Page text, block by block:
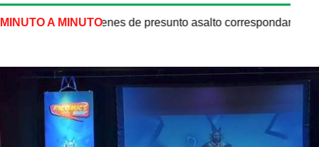
MINUTO A MINUTO
que imágenes de presunto asalto correspondan al sitio